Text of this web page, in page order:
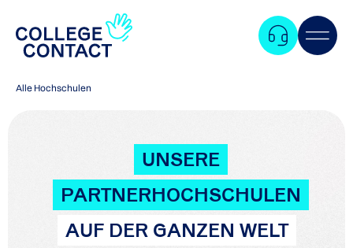
Alle Hochschulen
UNSERE
PARTNERHOCHSCHULEN
AUF DER GANZEN WELT